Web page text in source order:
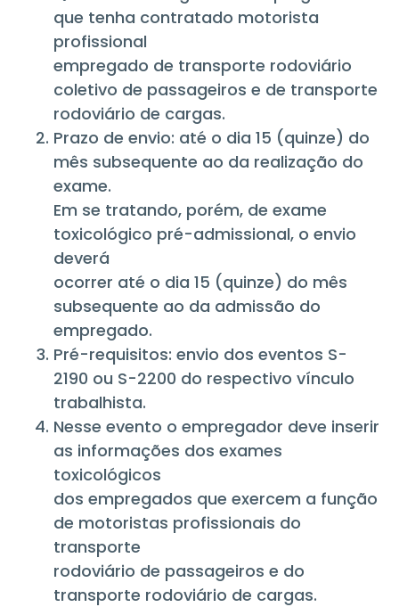
que tenha contratado motorista
profissional
empregado de transporte rodoviário
coletivo de passageiros e de transporte
rodoviário de cargas.
Prazo de envio: até o dia 15 (quinze) do
mês subsequente ao da realização do
exame.
Em se tratando, porém, de exame
toxicológico pré-admissional, o envio
deverá
ocorrer até o dia 15 (quinze) do mês
subsequente ao da admissão do
empregado.
Pré-requisitos: envio dos eventos S-
2190 ou S-2200 do respectivo vínculo
trabalhista.
Nesse evento o empregador deve inserir
as informações dos exames
toxicológicos
dos empregados que exercem a função
de motoristas profissionais do
transporte
rodoviário de passageiros e do
transporte rodoviário de cargas.